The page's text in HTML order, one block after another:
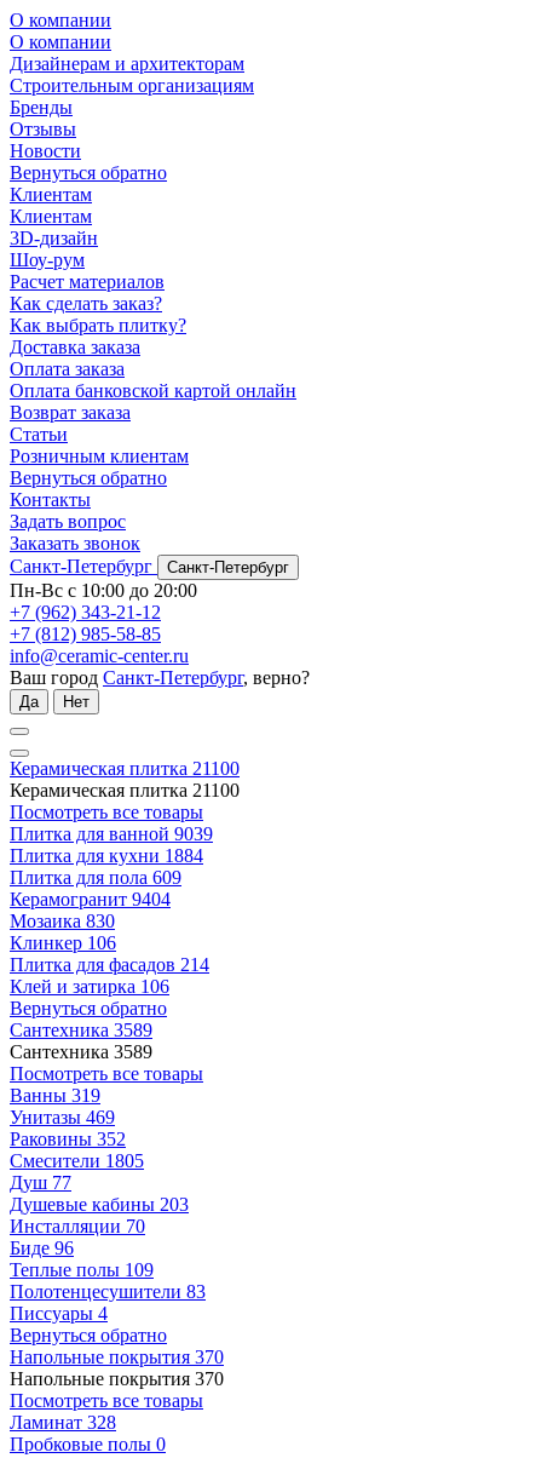
О компании
О компании
Дизайнерам и архитекторам
Строительным организациям
Бренды
Отзывы
Новости
Вернуться обратно
Клиентам
Клиентам
3D-дизайн
Шоу-рум
Расчет материалов
Как сделать заказ?
Как выбрать плитку?
Доставка заказа
Оплата заказа
Оплата банковской картой онлайн
Возврат заказа
Статьи
Розничным клиентам
Вернуться обратно
Контакты
Задать вопрос
Заказать звонок
Санкт-Петербург
Санкт-Петербург
Пн-Вс с 10:00 до 20:00
+7 (962) 343-21-12
+7 (812) 985-58-85
info@ceramic-center.ru
Ваш город Санкт-Петербург, верно?
Да Нет
Керамическая плитка 21100
Керамическая плитка 21100
Посмотреть все товары
Плитка для ванной 9039
Плитка для кухни 1884
Плитка для пола 609
Керамогранит 9404
Мозаика 830
Клинкер 106
Плитка для фасадов 214
Клей и затирка 106
Вернуться обратно
Сантехника 3589
Сантехника 3589
Посмотреть все товары
Ванны 319
Унитазы 469
Раковины 352
Смесители 1805
Душ 77
Душевые кабины 203
Инсталляции 70
Биде 96
Теплые полы 109
Полотенцесушители 83
Писсуары 4
Вернуться обратно
Напольные покрытия 370
Напольные покрытия 370
Посмотреть все товары
Ламинат 328
Пробковые полы 0